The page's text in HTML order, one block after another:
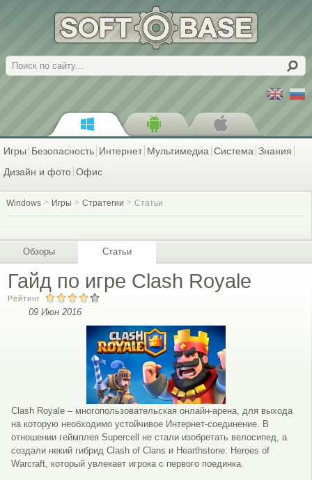
Поиск
Игры Безопасность Интернет Мультимедиа Система Знания
Дизайн и фото Офис
Windows Игры Стратегии Статьи
Обзоры Статьи
Гайд по игре Clash Royale
Рейтинг
09 Июн 2016
Clash Royale – многопользовательская онлайн-арена, для выхода
на которую необходимо устойчивое Интернет-соединение. В
отношении геймплея Supercell не стали изобретать велосипед, а
создали некий гибрид Clash of Clans и Hearthstone: Heroes of
Warcraft, который увлекает игрока с первого поединка.